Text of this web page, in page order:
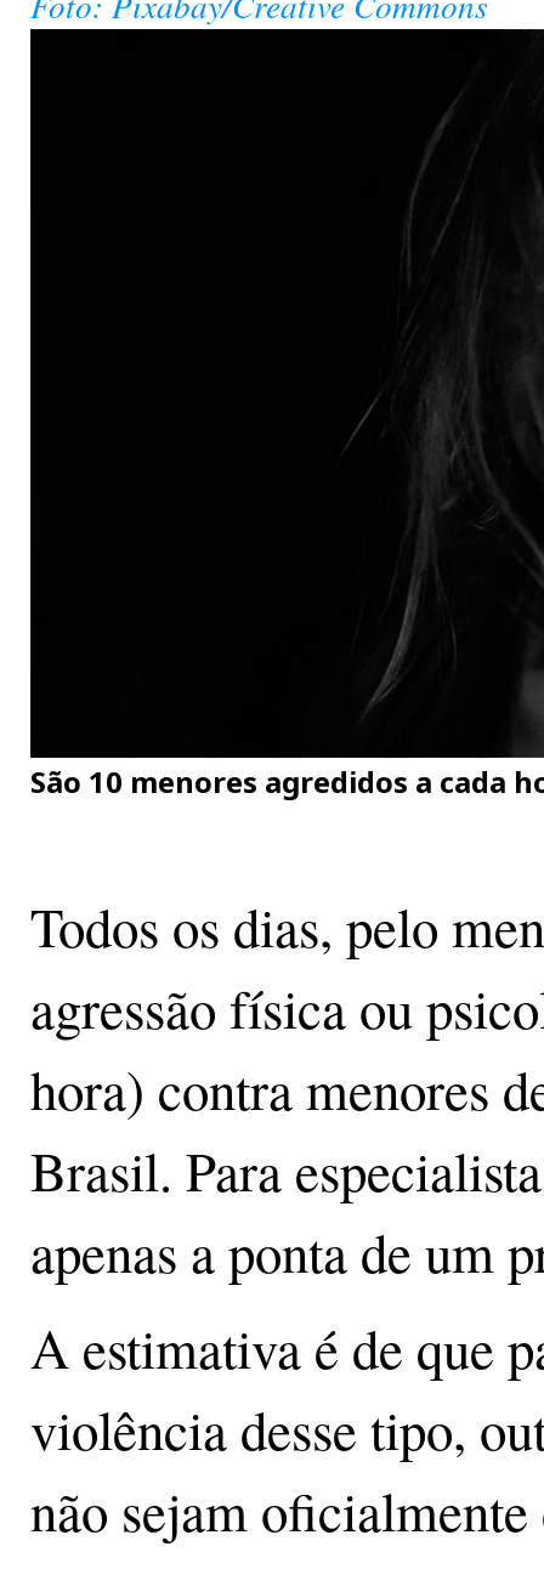
São 10 menores agredidos a cada
Todos os dias, pelo
agressão física ou
hora) contra menores
Brasil. Para
apenas a ponta de um
A estimativa é de que
violência desse tipo,
não sejam oficialmente